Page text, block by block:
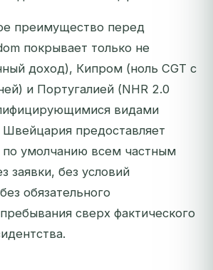
преимущество перед
покрывает только не
доход), Кипром (ноль CGT с
и Португалией (NHR 2.0
видами
Швейцария предоставляет
умолчанию всем частным
заявки, без условий
обязательного
сверх фактического